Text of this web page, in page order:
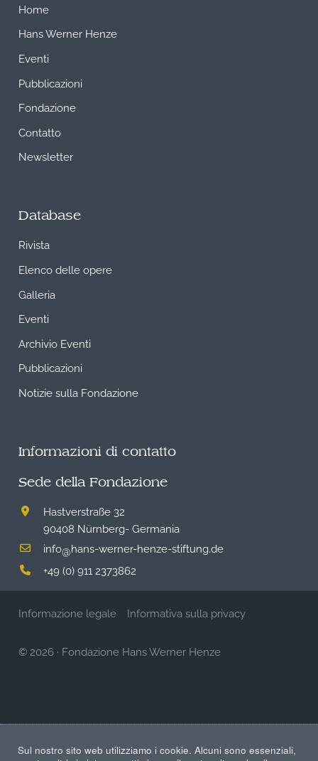
Home
Hans Werner Henze
Eventi
Pubblicazioni
Fondazione
Contatto
Newsletter
Database
Rivista
Elenco delle opere
Galleria
Eventi
Archivio Eventi
Pubblicazioni
Notizie sulla Fondazione
Informazioni di contatto
Sede della Fondazione
Hastverstraße 32
90408 Nürnberg- Germania
info@hans-werner-henze-stiftung.de
+49 (0) 911 2373862
Informazione legale Informativa sulla privacy
© 2026 · Fondazione Hans Werner Henze
Sul nostro sito web utilizziamo i cookie. Alcuni sono essenziali,